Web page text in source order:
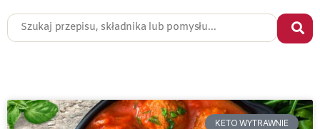
KETO WYTRAWNIE